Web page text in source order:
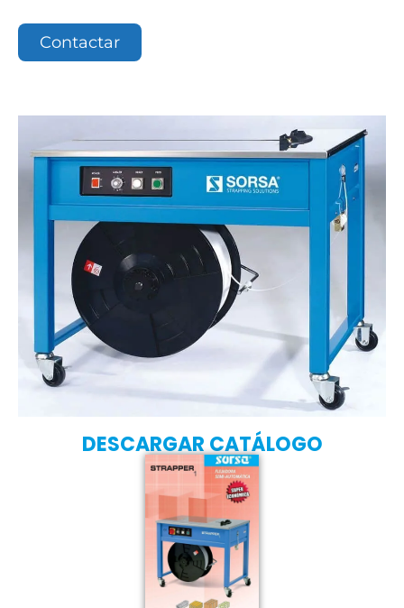
Contactar
DESCARGAR CATÁLOGO